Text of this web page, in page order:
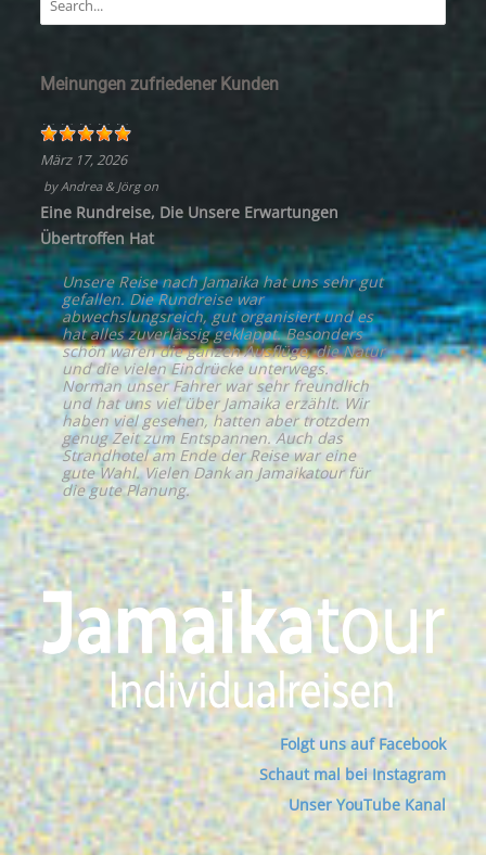
Meinungen zufriedener Kunden
März 17, 2026
byAndrea & Jörgon
Eine Rundreise, Die Unsere Erwartungen
Übertroffen Hat
Unsere Reise nach Jamaika hat uns sehr gut
gefallen. Die Rundreise war
abwechslungsreich, gut organisiert und es
hat alles zuverlässig geklappt. Besonders
schön waren die ganzen Ausflüge, die Natur
und die vielen Eindrücke unterwegs.
Norman unser Fahrer war sehr freundlich
und hat uns viel über Jamaika erzählt. Wir
haben viel gesehen, hatten aber trotzdem
genug Zeit zum Entspannen. Auch das
Strandhotel am Ende der Reise war eine
gute Wahl. Vielen Dank an Jamaikatour für
die gute Planung.
Folgt uns auf Facebook
Schaut mal bei Instagram
Unser YouTube Kanal